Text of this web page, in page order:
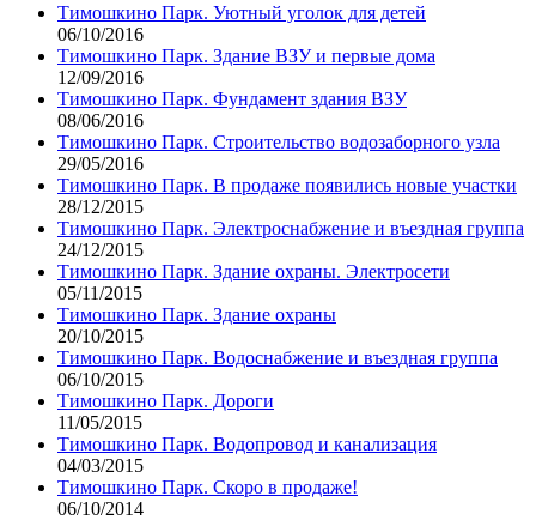
Тимошкино Парк. Уютный уголок для детей
06/10/2016
Тимошкино Парк. Здание ВЗУ и первые дома
12/09/2016
Тимошкино Парк. Фундамент здания ВЗУ
08/06/2016
Тимошкино Парк. Строительство водозаборного узла
29/05/2016
Тимошкино Парк. В продаже появились новые участки
28/12/2015
Тимошкино Парк. Электроснабжение и въездная группа
24/12/2015
Тимошкино Парк. Здание охраны. Электросети
05/11/2015
Тимошкино Парк. Здание охраны
20/10/2015
Тимошкино Парк. Водоснабжение и въездная группа
06/10/2015
Тимошкино Парк. Дороги
11/05/2015
Тимошкино Парк. Водопровод и канализация
04/03/2015
Тимошкино Парк. Скоро в продаже!
06/10/2014